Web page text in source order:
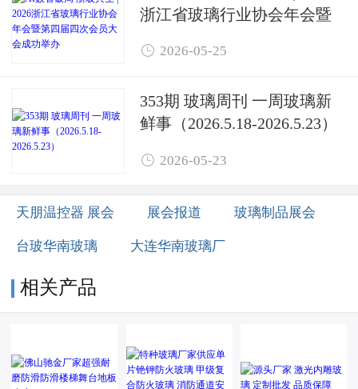
浙江省玻璃行业协会年会暨
办
 2026-05-25
353期 玻璃周刊 一周玻璃新
鲜事（2026.5.18-2026.5.23）
 2026-05-23
天朋温控器 展会 展会报道 玻璃制品展会
台玻华南玻璃 大连华南玻璃厂
相关产品